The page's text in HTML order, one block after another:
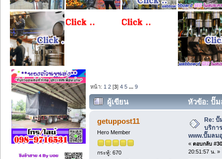
หน้า: 1 2 [3]4 5 ...9
ผู้เขียน
หัวข้อ: ปั๊ม
ซ่อม www.ปั๊มลมอุตสาหกรรม.net (อ่าน
getuppost11
Hero Member
กระทู้: 670
Re:
บริกา
www.ปั๊มลม
« ตอบกลับ
20:51:57 น. »